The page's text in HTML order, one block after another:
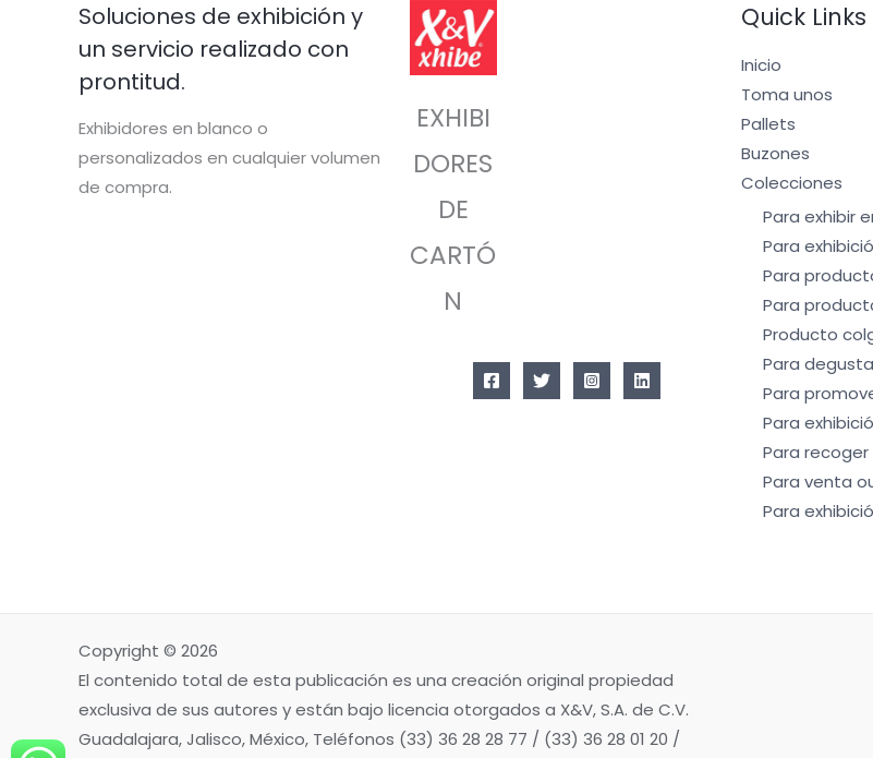
Soluciones de exhibición y
un servicio realizado con
prontitud.
Exhibidores en blanco o
personalizados en cualquier volumen
de compra.
EXHIBI
DORES
DE
CARTÓ
N
Quick Links
Inicio
Toma unos
Pallets
Buzones
Colecciones
Para exhibir
Para
Para
Para
Producto
Para
Para
Para
Para
Para venta
Para
Copyright © 2026
El contenido total de esta publicación es una creación original propiedad
exclusiva de sus autores y están bajo licencia otorgados a X&V, S.A. de C.V.
Guadalajara, Jalisco, México, Teléfonos (33) 36 28 28 77 / (33) 36 28 01 20 /